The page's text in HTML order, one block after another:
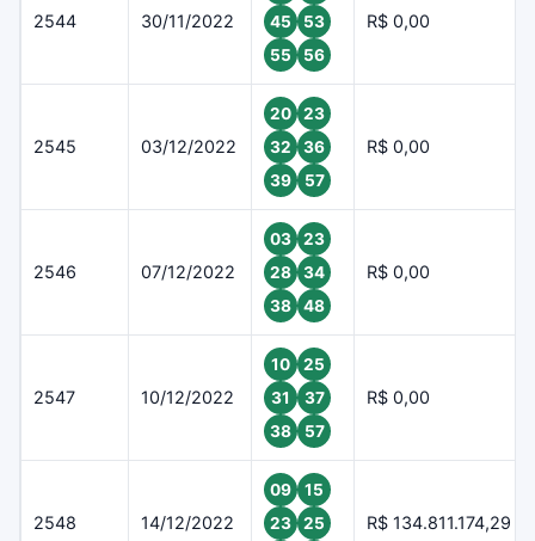
2544 30/11/2022
45
53
55
56
R$ 0,00
2545 03/12/2022
20
23
32
36
39
57
R$ 0,00
2546 07/12/2022
03
23
28
34
38
48
R$ 0,00
2547 10/12/2022
10
25
31
37
38
57
R$ 0,00
2548 14/12/2022
09
15
23
25
R$ 134.811.174,29